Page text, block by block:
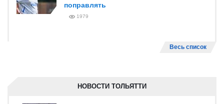
поправлять
1979
Весь список
НОВОСТИ ТОЛЬЯТТИ